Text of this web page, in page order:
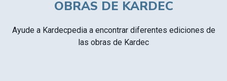
OBRAS DE KARDEC
Ayude a Kardecpedia a encontrar diferentes ediciones de
las obras de Kardec